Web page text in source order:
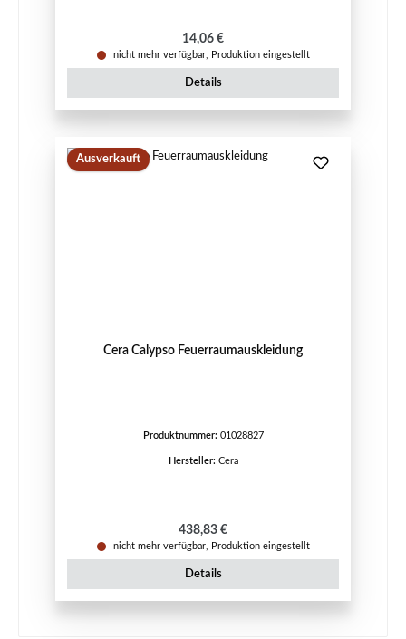
Regulärer Preis:
14,06 €
nicht mehr verfügbar, Produktion eingestellt
Details
Ausverkauft
Cera Calypso Feuerraumauskleidung
Produktnummer: 01028827
Hersteller: Cera
Regulärer Preis:
438,83 €
nicht mehr verfügbar, Produktion eingestellt
Details